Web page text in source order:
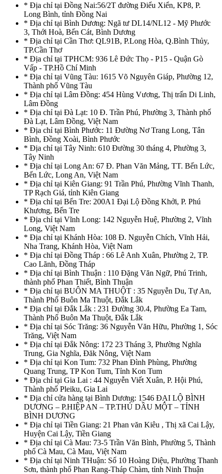
* Địa chỉ tại Đồng Nai:56/2T đường Điểu Xiển, KP8, P.
Long Bình, tỉnh Đồng Nai
* Địa chỉ tại Bình Dương: Ngã tư DL14/NL12 - Mỹ Phước
3, Thới Hoà, Bến Cát, Bình Dương
* Địa chỉ tại Cần Thơ: QL91B, P.Long Hòa, Q.Bình Thủy,
TP.Cần Thơ
* Địa chỉ tại TPHCM: 936 Lê Đức Thọ - P15 - Quận Gò
Vấp - TP.Hồ Chí Minh
* Địa chỉ tại Vũng Tàu: 1615 Võ Nguyên Giáp, Phường 12,
Thành phố Vũng Tàu
* Địa chỉ tại Lâm Đồng: 454 Hùng Vương, Thị trấn Di Linh,
Lâm Đồng
* Địa chỉ tại Đà Lạt: 10 Đ. Trần Phú, Phường 3, Thành phố
Đà Lạt, Lâm Đồng, Việt Nam
* Địa chỉ tại Bình Phước: 11 Đường Nơ Trang Long, Tân
Bình, Đồng Xoài, Bình Phước
* Địa chỉ tại Tây Ninh: 610 Đường 30 tháng 4, Phường 3,
Tây Ninh
* Địa chỉ tại Long An: 67 Đ. Phan Văn Mảng, TT. Bến Lức,
Bến Lức, Long An, Việt Nam
* Địa chỉ tại Kiên Giang: 91 Trần Phú, Phường Vĩnh Thanh,
TP Rạch Giá, tỉnh Kiên Giang
* Địa chỉ tại Bến Tre: 200A1 Đại Lộ Đồng Khởi, P. Phú
Khương, Bến Tre
* Địa chỉ tại Vĩnh Long: 142 Nguyễn Huệ, Phường 2, Vĩnh
Long, Việt Nam
* Địa chỉ tại Khánh Hòa: 108 Đ. Nguyễn Chích, Vĩnh Hải,
Nha Trang, Khánh Hòa, Việt Nam
* Địa chỉ tại Đồng Tháp : 66 Lê Anh Xuân, Phường 2, TP.
Cao Lãnh, Đồng Tháp
* Địa chỉ tại Bình Thuận : 110 Đặng Văn Ngữ, Phú Trinh,
thành phố Phan Thiết, Bình Thuận
* Địa chỉ tại BUÔN MA THUỘT : 35 Nguyễn Du, Tự An,
Thành Phố Buôn Ma Thuột, Đắk Lắk
* Địa chỉ tại Đắk Lắk : 231 Đường 30.4, Phường Ea Tam,
Thành Phố Buôn Ma Thuột, Đắk Lắk
* Địa chỉ tại Sóc Trăng: 36 Nguyễn Văn Hữu, Phường 1, Sóc
Trăng, Việt Nam
* Địa chỉ tại Đắk Nông: 172 23 Tháng 3, Phường Nghĩa
Trung, Gia Nghĩa, Đăk Nông, Việt Nam
* Địa chỉ tại Kon Tum: 732 Phan Đình Phùng, Phường
Quang Trung, TP Kon Tum, Tỉnh Kon Tum
* Địa chỉ tại Gia Lai : 44 Nguyễn Viết Xuân, P. Hội Phú,
Thành phố Pleiku, Gia Lai
* Địa chỉ cửa hàng tại Bình Dương: 1546 ĐẠI LỘ BÌNH
DƯƠNG – P.HIỆP AN – TP.THỦ DẦU MỘT – TỈNH
BÌNH DƯƠNG
* Địa chỉ tại Tiền Giang: 21 Phan văn Kiêu , Thị xã Cai Lậy,
Huyện Cai Lậy, Tiền Giang
* Địa chỉ tại Cà Mau: 73-5 Trần Văn Bình, Phường 5, Thành
phố Cà Mau, Cà Mau, Việt Nam
* Địa chỉ tại Ninh THuận: Số 10 Hoàng Diệu, Phường Thanh
Sơn, thành phố Phan Rang-Tháp Chàm, tỉnh Ninh Thuận